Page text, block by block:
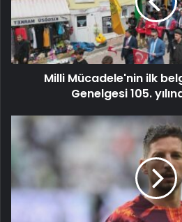
Milli Mücadele'nin ilk
Genelgesi 105.